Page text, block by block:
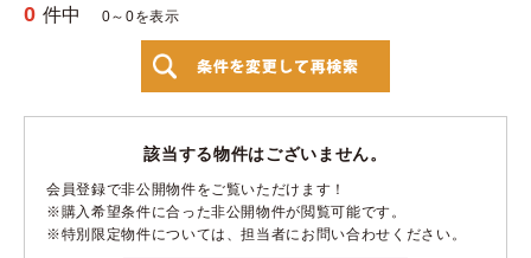
0 件中 0～0を表示
該当する物件はございません。
会員登録で非公開物件をご覧いただけます！
※購入希望条件に合った非公開物件が閲覧可能です。
※特別限定物件については、担当者にお問い合わせください。